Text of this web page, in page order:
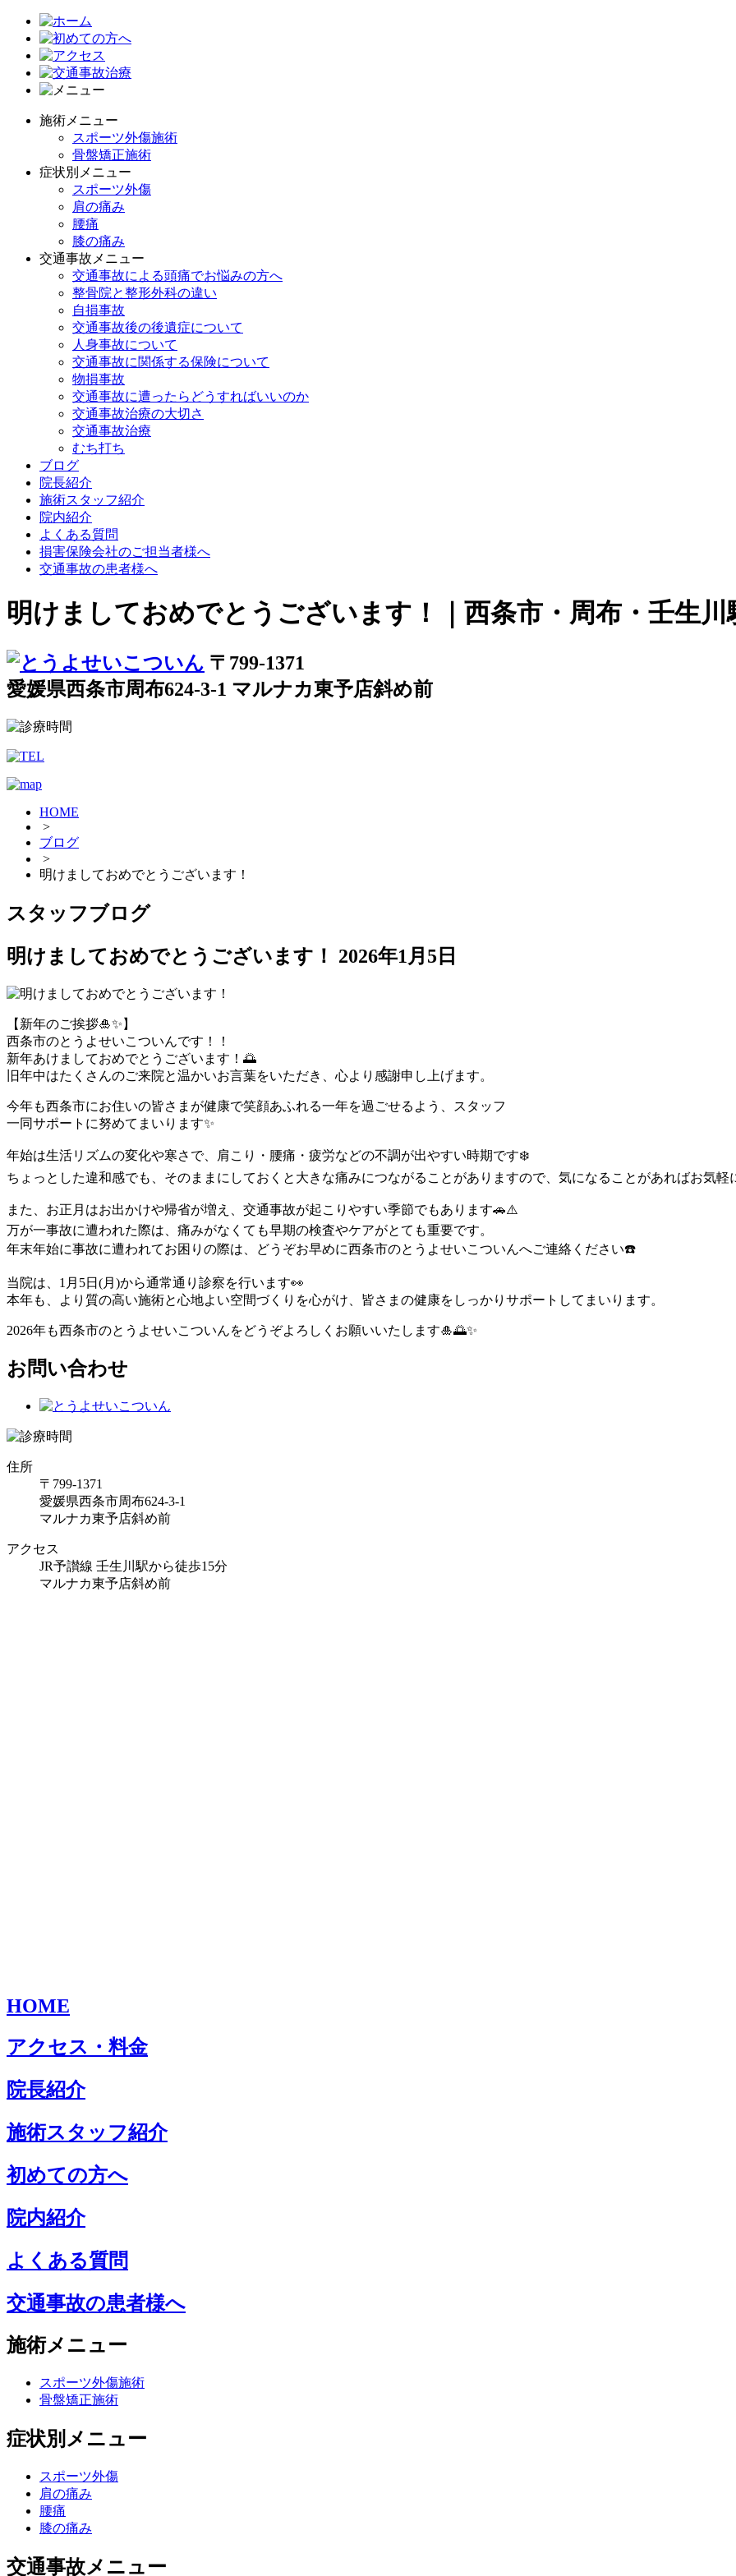
施術メニュー
スポーツ外傷施術
骨盤矯正施術
症状別メニュー
スポーツ外傷
肩の痛み
腰痛
膝の痛み
交通事故メニュー
交通事故による頭痛でお悩みの方へ
整骨院と整形外科の違い
自損事故
交通事故後の後遺症について
人身事故について
交通事故に関係する保険について
物損事故
交通事故に遭ったらどうすればいいのか
交通事故治療の大切さ
交通事故治療
むち打ち
ブログ
院長紹介
施術スタッフ紹介
院内紹介
よくある質問
損害保険会社のご担当者様へ
交通事故の患者様へ
明けましておめでとうございます！｜西条市・周布・壬生
〒799-1371
愛媛県西条市周布624-3-1 マルナカ東予店斜め前
HOME
>
ブログ
>
明けましておめでとうございます！
スタッフブログ
明けましておめでとうございます！
2026年1月5日
【新年のご挨拶🎍✨】
西条市のとうよせいこついんです！！
新年あけましておめでとうございます！🌅
旧年中はたくさんのご来院と温かいお言葉をいただき、心より感謝申し上げます。
今年も西条市にお住いの皆さまが健康で笑顔あふれる一年を過ごせるよう、スタッフ
一同サポートに努めてまいります✨
年始は生活リズムの変化や寒さで、肩こり・腰痛・疲労などの不調が出やすい時期です❄️
ちょっとした違和感でも、そのままにしておくと大きな痛みにつながることがありますので、気になることがあればお気軽
また、お正月はお出かけや帰省が増え、交通事故が起こりやすい季節でもあります🚗⚠️
万が一事故に遭われた際は、痛みがなくても早期の検査やケアがとても重要です。
年末年始に事故に遭われてお困りの際は、どうぞお早めに西条市のとうよせいこついんへご連絡ください☎️
当院は、1月5日(月)から通常通り診察を行います👀
本年も、より質の高い施術と心地よい空間づくりを心がけ、皆さまの健康をしっかりサポートしてまいります。
2026年も西条市のとうよせいこついんをどうぞよろしくお願いいたします🎍🌅✨
お問い合わせ
住所
〒799-1371
愛媛県西条市周布624-3-1
マルナカ東予店斜め前
アクセス
JR予讃線 壬生川駅から徒歩15分
マルナカ東予店斜め前
HOME
アクセス・料金
院長紹介
施術スタッフ紹介
初めての方へ
院内紹介
よくある質問
交通事故の患者様へ
施術メニュー
スポーツ外傷施術
骨盤矯正施術
症状別メニュー
スポーツ外傷
肩の痛み
腰痛
膝の痛み
交通事故メニュー